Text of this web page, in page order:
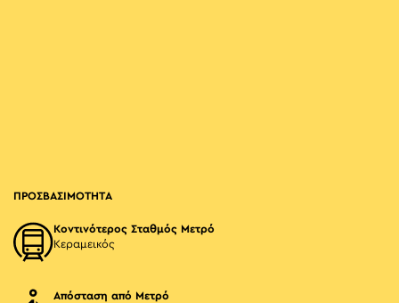
ΠΡΟΣΒΑΣΙΜΟΤΗΤΑ
Κοντινότερος Σταθμός Μετρό
Κεραμεικός
Απόσταση από Μετρό